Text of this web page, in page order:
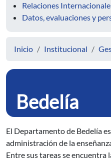
Relaciones
Datos, evaluaciones y
Inicio Institucional
Bedelía
El Departamento de Bedelía
administración de la
Entre sus tareas se encuentra